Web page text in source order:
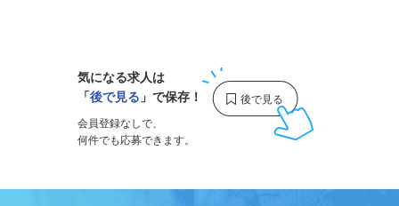
気になる求人は
「後で見る 」で保存！
会員登録なしで、
何件でも応募できます。